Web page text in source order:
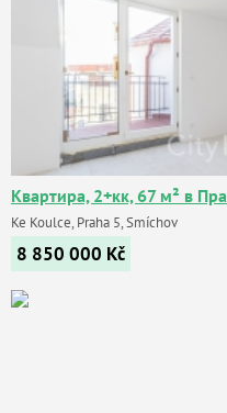
Квартира, 2+кк, 67 м² в
Ke Koulce, Praha 5, Smíchov
8 850 000 Kč